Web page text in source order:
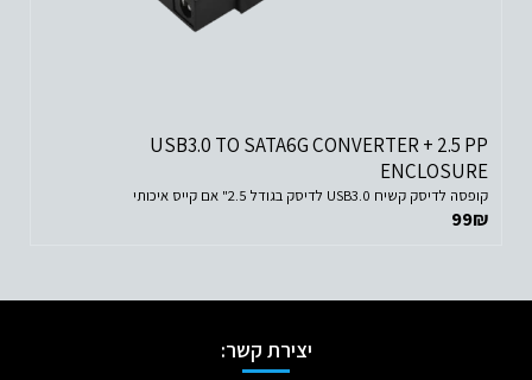
USB3.0 TO SATA6G CONVERTER + 2.5 PP
ENCLOSURE
קופסה לדיסק קשיח USB3.0 לדיסק בגודל 2.5" אם קייס איכותי
99₪
יצירת קשר: